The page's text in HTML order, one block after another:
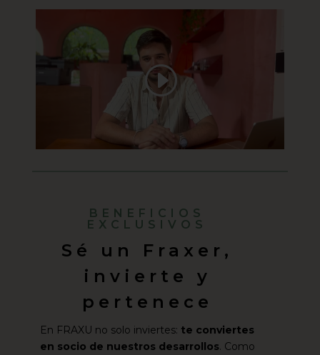
BENEFICIOS
EXCLUSIVOS
Sé un Fraxer,
invierte y
pertenece
En FRAXU no solo inviertes: te conviertes
en socio de nuestros desarrollos. Como